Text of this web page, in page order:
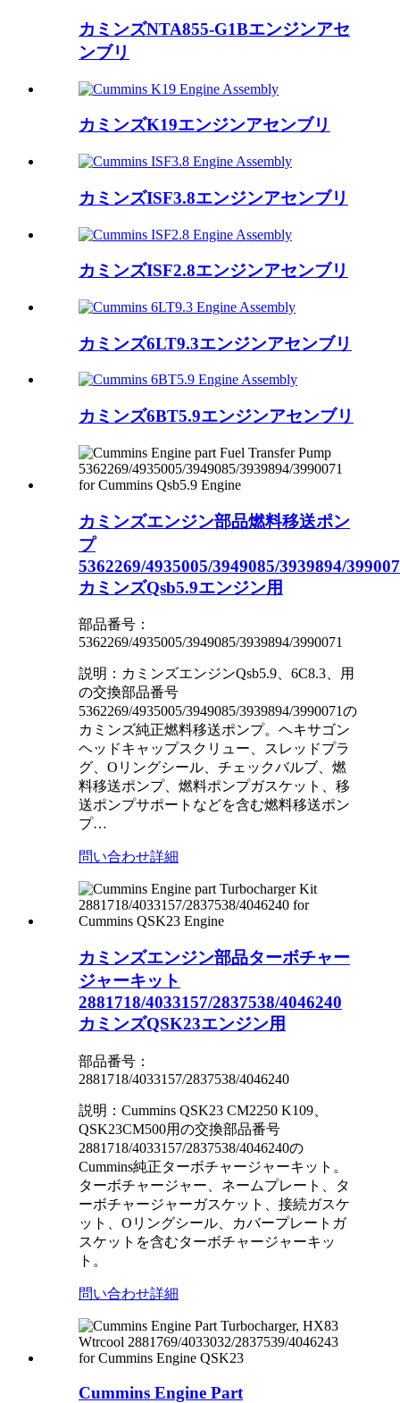
カミンズNTA855-G1Bエンジンアセ
ンブリ
カミンズK19エンジンアセンブリ
カミンズISF3.8エンジンアセンブリ
カミンズISF2.8エンジンアセンブリ
カミンズ6LT9.3エンジンアセンブリ
カミンズ6BT5.9エンジンアセンブリ
カミンズエンジン部品燃料移送ポン
プ
5362269/4935005/3949085/3939894/
カミンズQsb5.9エンジン用
部品番号：
5362269/4935005/3949085/3939894/3990071
説明：カミンズエンジンQsb5.9、6C8.3、用
の交換部品番号
5362269/4935005/3949085/3939894/3990071の
カミンズ純正燃料移送ポンプ。ヘキサゴン
ヘッドキャップスクリュー、スレッドプラ
グ、Oリングシール、チェックバルブ、燃
料移送ポンプ、燃料ポンプガスケット、移
送ポンプサポートなどを含む燃料移送ポン
プ…
問い合わせ詳細
カミンズエンジン部品ターボチャー
ジャーキット
2881718/4033157/2837538/4046240
カミンズQSK23エンジン用
部品番号：
2881718/4033157/2837538/4046240
説明：Cummins QSK23 CM2250 K109、
QSK23CM500用の交換部品番号
2881718/4033157/2837538/4046240の
Cummins純正ターボチャージャーキット。
ターボチャージャー、ネームプレート、タ
ーボチャージャーガスケット、接続ガスケ
ット、Oリングシール、カバープレートガ
スケットを含むターボチャージャーキッ
ト。
問い合わせ詳細
Cummins Engine Part